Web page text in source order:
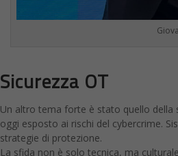
Sicurezza OT
Un altro tema forte è stato quello della
oggi esposto ai rischi del cybercrime.
strategie di protezione.
La sfida non è solo tecnica, ma